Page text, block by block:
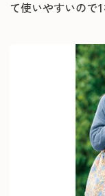
て使いやすいので